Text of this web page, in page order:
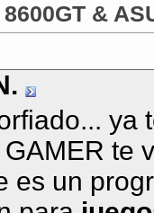
&
ya
te
es un